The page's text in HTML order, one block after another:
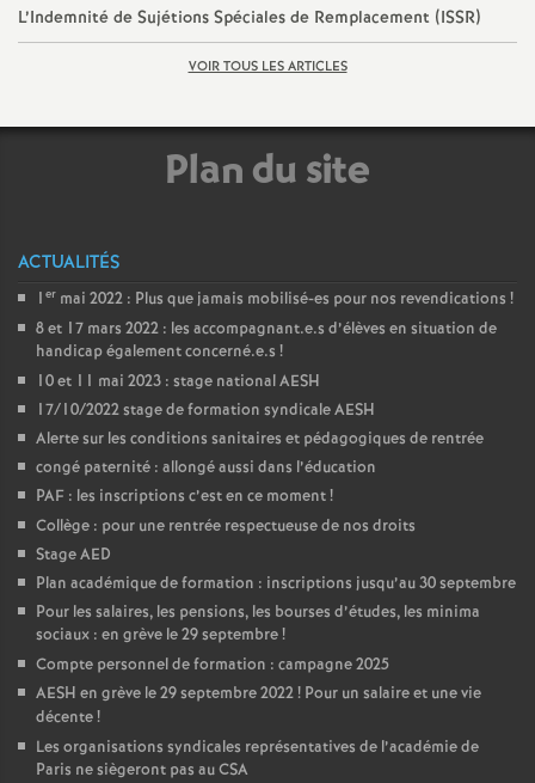
c
o
d
g
é
O
r
l
L’Indemnité de Sujétions Spéciales de Remplacement (ISSR)
VOIR TOUS LES ARTICLES
Plan du site
ACTUALITÉS
1 er mai 2022 : Plus que jamais mobilisé-es pour nos revendications !
8 et 17 mars 2022 : les accompagnant.e.s d’élèves en situation de
handicap également concerné.e.s !
10 et 11 mai 2023 : stage national AESH
17/10/2022 stage de formation syndicale AESH
Alerte sur les conditions sanitaires et pédagogiques de rentrée
congé paternité : allongé aussi dans l’éducation
PAF : les inscriptions c’est en ce moment!
Collège : pour une rentrée respectueuse de nos droits
Stage AED
Plan académique de formation : inscriptions jusqu’au 30 septembre
Pour les salaires, les pensions, les bourses d’études, les minima
sociaux : en grève le 29 septembre!
Compte personnel de formation : campagne 2025
AESH en grève le 29 septembre 2022! Pour un salaire et une vie
décente!
Les organisations syndicales représentatives de l’académie de
Paris ne siègeront pas au CSA